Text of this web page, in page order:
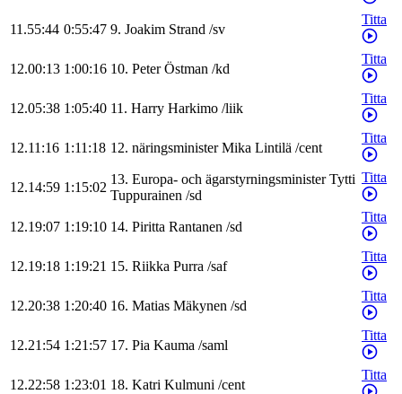
11.55:44 0:55:47 9. Joakim Strand /sv
Titta
12.00:13 1:00:16 10. Peter Östman /kd
Titta
12.05:38 1:05:40 11. Harry Harkimo /liik
Titta
12.11:16 1:11:18 12. näringsminister Mika Lintilä /cent
Titta
12.14:59 1:15:02
13. Europa- och ägarstyrningsminister Tytti
Tuppurainen /sd
Titta
12.19:07 1:19:10 14. Piritta Rantanen /sd
Titta
12.19:18 1:19:21 15. Riikka Purra /saf
Titta
12.20:38 1:20:40 16. Matias Mäkynen /sd
Titta
12.21:54 1:21:57 17. Pia Kauma /saml
Titta
12.22:58 1:23:01 18. Katri Kulmuni /cent
Titta